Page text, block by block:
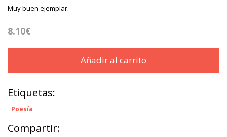
Muy buen ejemplar.
8.10€
Añadir al carrito
Etiquetas:
Poesía
Compartir: